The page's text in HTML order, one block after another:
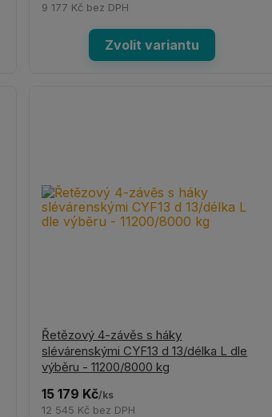
9 177 Kč bez DPH
Zvolit variantu
Řetězový 4-závěs s háky
slévárenskými CYF13 d 13/délka L dle
výběru - 11200/8000 kg
15 179 Kč/ks
12 545 Kč bez DPH